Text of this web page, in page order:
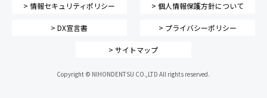
> 情報セキュリティポリシー > 個人情報保護方針について
> DX宣言書 > プライバシーポリシー
> サイトマップ
Copyright © NIHONDENTSU CO.,LTD All rights reserved.